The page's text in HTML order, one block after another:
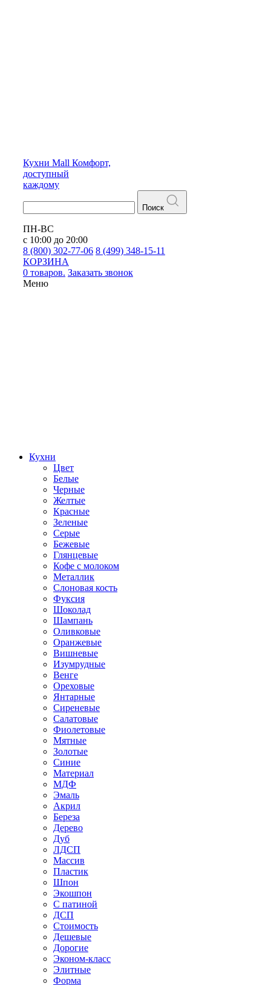
Кухни Mall Комфорт,
доступный
каждому
Поиск
ПН-ВС
с 10:00 до 20:00
8 (800) 302-77-06 8 (499) 348-15-11
КОРЗИНА
0 товаров. Заказать звонок
Меню
Кухни
Цвет
Белые
Черные
Желтые
Красные
Зеленые
Серые
Бежевые
Глянцевые
Кофе с молоком
Металлик
Слоновая кость
Фуксия
Шоколад
Шампань
Оливковые
Оранжевые
Вишневые
Изумрудные
Венге
Ореховые
Янтарные
Сиреневые
Салатовые
Фиолетовые
Мятные
Золотые
Синие
Материал
МДФ
Эмаль
Акрил
Береза
Дерево
Дуб
ЛДСП
Массив
Пластик
Шпон
Экошпон
С патиной
ДСП
Стоимость
Дешевые
Дорогие
Эконом-класс
Элитные
Форма